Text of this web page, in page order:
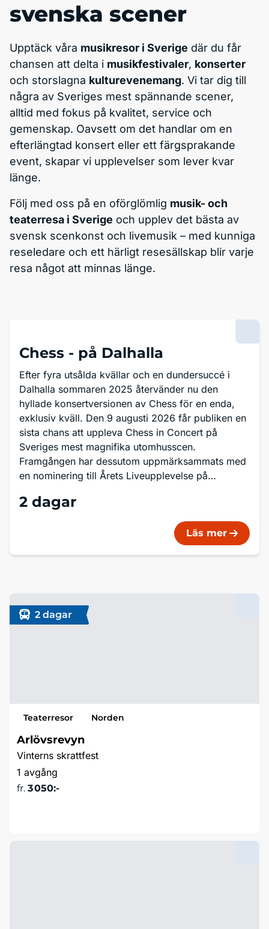
svenska scener
Upptäck våra musikresor i Sverige där du får
chansen att delta i musikfestivaler, konserter
och storslagna kulturevenemang. Vi tar dig till
några av Sveriges mest spännande scener,
alltid med fokus på kvalitet, service och
gemenskap. Oavsett om det handlar om en
efterlängtad konsert eller ett färgsprakande
event, skapar vi upplevelser som lever kvar
länge.
Följ med oss på en oförglömlig musik- och
teaterresa i Sverige och upplev det bästa av
svensk scenkonst och livemusik – med kunniga
reseledare och ett härligt resesällskap blir varje
resa något att minnas länge.
Chess - på Dalhalla
Efter fyra utsålda kvällar och en dundersuccé i
Dalhalla sommaren 2025 återvänder nu den
hyllade konsertversionen av Chess för en enda,
exklusiv kväll. Den 9 augusti 2026 får publiken en
sista chans att uppleva Chess in Concert på
Sveriges mest magnifika utomhusscen.
Framgången har dessutom uppmärksammats med
en nominering till Årets Liveupplevelse på
enda uppsättningen av Chess in Concert i Sverige
2 dagar
Läs mer
2 dagar
Teaterresor Norden
Arlövsrevyn
Vinterns skrattfest
1 avgång
fr. 3 050:-